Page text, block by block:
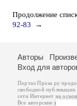
Продолжение
92-83
→
Авторы
Вход для
Портал Проза.ру
свободной публикации
сети Интернет на
Все авторские права